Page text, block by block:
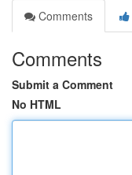
Comments
Comments
Submit a Comment
No HTML